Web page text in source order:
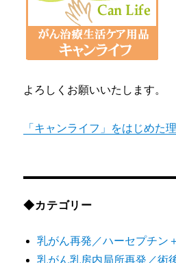
よろしくお願いいたします。
「キャンライフ」をはじめた
◆カテゴリー
乳がん再発／ハーセプチン
乳がん乳房内局所再発／術